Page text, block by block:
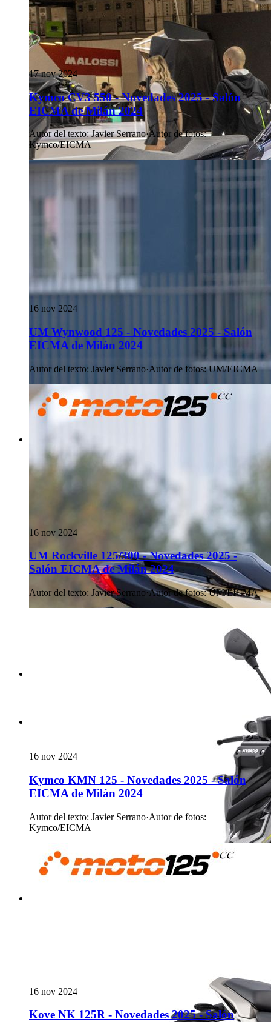
17 nov 2024
Kymco CV3 550 - Novedades 2025 - Salón
EICMA de Milán 2024
Autor del texto: Javier Serrano·Autor de fotos:
Kymco/EICMA
16 nov 2024
UM Wynwood 125 - Novedades 2025 - Salón
EICMA de Milán 2024
Autor del texto: Javier Serrano·Autor de fotos: UM/EICMA
16 nov 2024
UM Rockville 125/300 - Novedades 2025 -
Salón EICMA de Milán 2024
Autor del texto: Javier Serrano·Autor de fotos: UM/EICMA
16 nov 2024
Kymco KMN 125 - Novedades 2025 - Salón
EICMA de Milán 2024
Autor del texto: Javier Serrano·Autor de fotos:
Kymco/EICMA
16 nov 2024
Kove NK 125R - Novedades 2025 - Salón